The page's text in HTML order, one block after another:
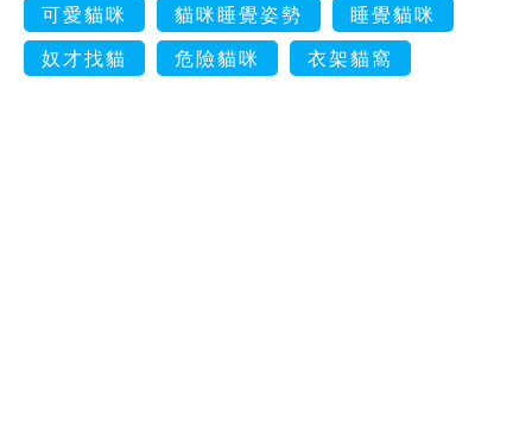
可愛貓咪
貓咪睡覺姿勢
睡覺貓咪
奴才找貓
危險貓咪 衣架貓窩